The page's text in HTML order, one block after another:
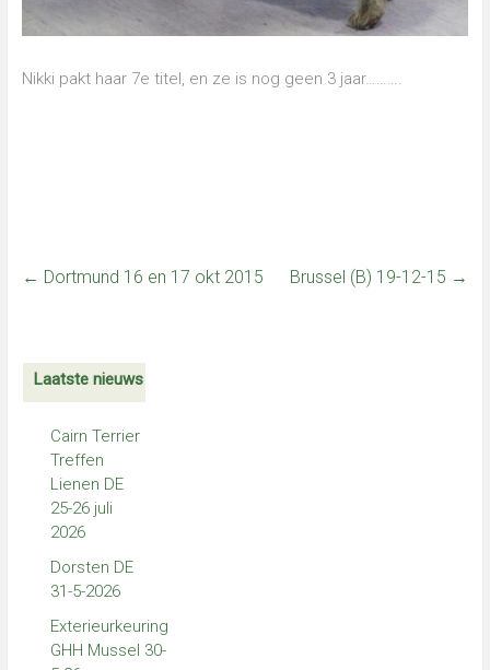
Nikki pakt haar 7e titel, en ze is nog geen 3 jaar……….
← Dortmund 16 en 17 okt 2015 Brussel (B) 19-12-15 →
Laatste nieuws
Cairn Terrier
Treffen
Lienen DE
25-26 juli
2026
Dorsten DE
31-5-2026
Exterieurkeuring
GHH Mussel 30-